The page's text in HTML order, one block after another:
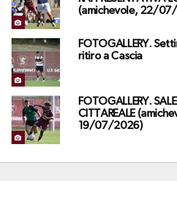
(amichevole, 22/
FOTOGALLERY.
ritiro a Cascia
FOTOGALLERY.
CITTAREALE
19/07/2026)